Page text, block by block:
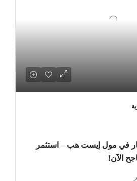
في مول إيست هب – استثمر
الآن!